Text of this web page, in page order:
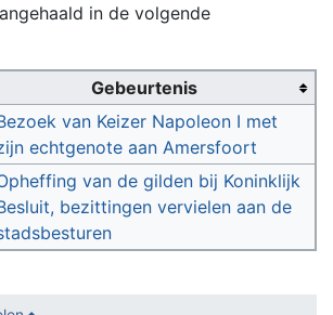
in de volgende
Gebeurtenis
van Keizer Napoleon I met
echtgenote aan Amersfoort
van de gilden bij Koninklijk
bezittingen vervielen aan de